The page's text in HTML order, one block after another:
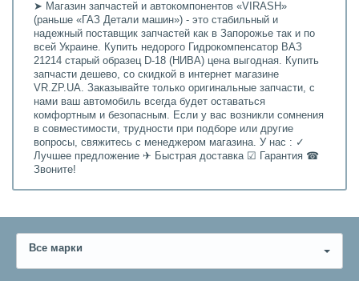
➤ Магазин запчастей и автокомпонентов «VIRASH»
(раньше «ГАЗ Детали машин») - это стабильный и
надежный поставщик запчастей как в Запорожье так и по
всей Украине. Купить недорого Гидрокомпенсатор ВАЗ
21214 старый образец D-18 (НИВА) цена выгодная. Купить
запчасти дешево, со скидкой в интернет магазине
VR.ZP.UA. Заказывайте только оригинальные запчасти, с
нами ваш автомобиль всегда будет оставаться
комфортным и безопасным. Если у вас возникли сомнения
в совместимости, трудности при подборе или другие
вопросы, свяжитесь с менеджером магазина. У нас : ✓
Лучшее предложение ✈ Быстрая доставка ☑ Гарантия ☎
Звоните!
Все марки